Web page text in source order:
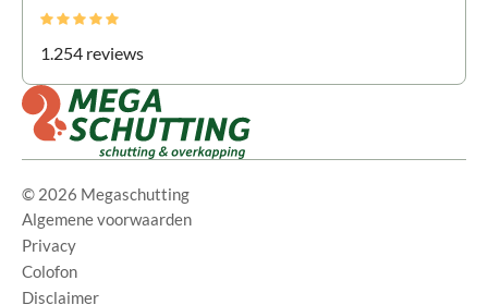
1.254 reviews
© 2026 Megaschutting
Algemene voorwaarden
Privacy
Colofon
Disclaimer